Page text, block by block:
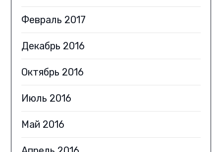
Февраль 2017
Декабрь 2016
Октябрь 2016
Июль 2016
Май 2016